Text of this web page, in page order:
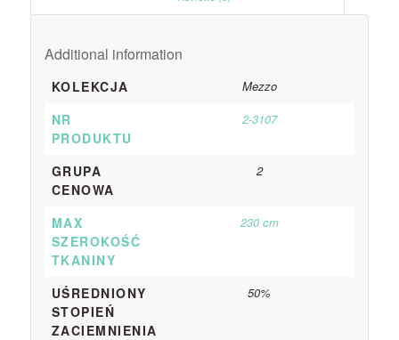
Additional information
KOLEKCJA Mezzo
NR
PRODUKTU
2-3107
GRUPA
CENOWA
2
MAX
SZEROKOŚĆ
TKANINY
230 cm
UŚREDNIONY
STOPIEŃ
ZACIEMNIENIA
50%